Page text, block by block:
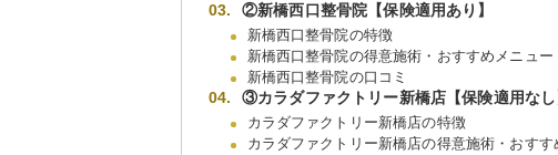
②新橋西口整骨院【保険適用あり】
新橋西口整骨院の特徴
新橋西口整骨院の得意施術・おすすめメニュー
新橋西口整骨院の口コミ
③カラダファクトリー新橋店【保険適用なし
カラダファクトリー新橋店の特徴
カラダファクトリー新橋店の得意施術・おすす